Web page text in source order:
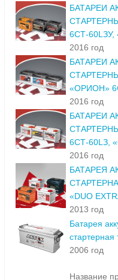
БАТАРЕИ
6СТ-60LЗУ,
2016 год
БАТАРЕИ
«ОРИОН»
2016 год
БАТАРЕИ
6СТ-60LЗ,
2016 год
БАТАРЕЯ
«DUO
2013 год
Батарея
2006 год
Название